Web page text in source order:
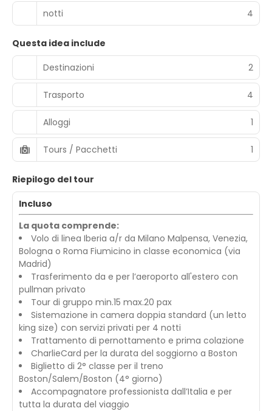
notti 4
Questa idea include
Destinazioni
2
Trasporto 4
Alloggi 1
Tours / Pacchetti 1
Riepilogo del tour
Incluso
La quota comprende:
Volo di linea Iberia a/r da Milano Malpensa, Venezia,
Bologna o Roma Fiumicino in classe economica (via
Madrid)
Trasferimento da e per l’aeroporto all'estero con
pullman privato
Tour di gruppo min.15 max.20 pax
Sistemazione in camera doppia standard (un letto
king size) con servizi privati per 4 notti
Trattamento di pernottamento e prima colazione
CharlieCard per la durata del soggiorno a Boston
Biglietto di 2° classe per il treno
Boston/Salem/Boston (4° giorno)
Accompagnatore professionista dall’Italia e per
tutta la durata del viaggio